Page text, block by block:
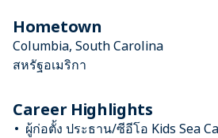
Hometown
Columbia, South Carolina
สหรัฐอเมริกา
Career Highlights
ผู้ก่อตั้ง ประธาน/ซีอีโอ Kids Sea